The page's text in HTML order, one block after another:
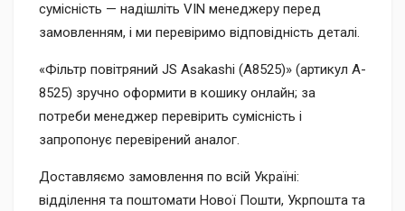
сумісність — надішліть VIN менеджеру перед
замовленням, і ми перевіримо відповідність деталі.
«Фільтр повітряний JS Asakashi (A8525)» (артикул A-
8525) зручно оформити в кошику онлайн; за
потреби менеджер перевірить сумісність і
запропонує перевірений аналог.
Доставляємо замовлення по всій Україні:
відділення та поштомати Нової Пошти, Укрпошта та